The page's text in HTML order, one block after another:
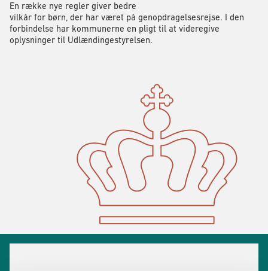
En række nye regler giver bedre
vilkår for børn, der har været på genopdragelsesrejse. I den
forbindelse har kommunerne en pligt til at videregive
oplysninger til Udlændingestyrelsen.